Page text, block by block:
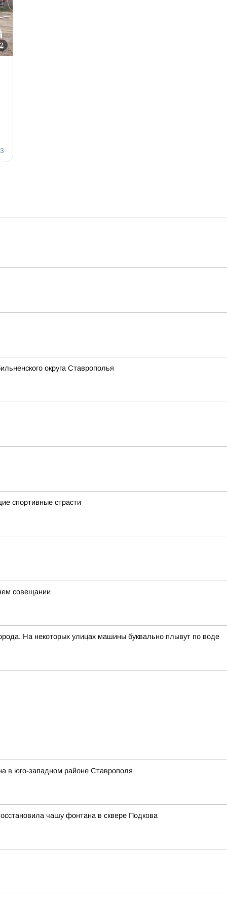
округа Ставрополья
спортивные страсти
совещании
На некоторых улицах машины буквально плывут по воде
в юго-западном районе Ставрополя
чашу фонтана в сквере Подкова